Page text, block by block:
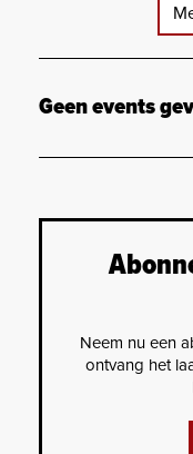
Geen events
Neem nu een
ontvang het